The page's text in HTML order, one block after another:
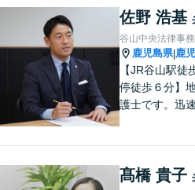
なさまと一緒
ただきたい。
みずほ法律事
す。
佐野 浩基
谷山中央法律事
鹿児島県|鹿
【JR谷山駅徒
停徒歩６分】
護士です。迅
髙橋 貴子